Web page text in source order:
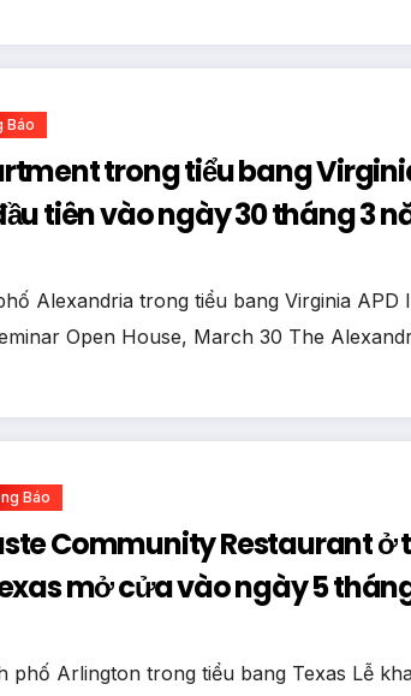
Báo
trong tiểu bang
tiên vào ngày 30 tháng 3
Alexandria trong tiểu bang Virginia APD
Open House, March 30 The
Báo
Community Restaurant ở
mở cửa vào ngày 5
Arlington trong tiểu bang Texas Lễ